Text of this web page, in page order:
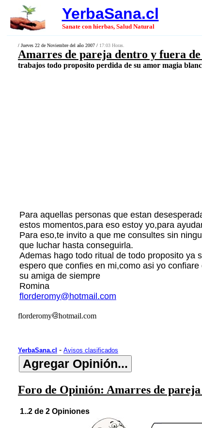
YerbaSana.cl
Sanate con hierbas, Salud Natural
/ Jueves 22 de Noviembre del año 2007 / 17:03 Horas.
Amarres de pareja dentro y fuera
trabajos todo proposito perdida de su amor magia
Para aquellas personas que estan
estos momentos,para eso estoy yo,para
Para eso,te invito a que me consultes sin
que luchar hasta conseguirla.
Ademas hago todo ritual de todo proposito ya
espero que confies en mi,como asi yo
su amiga de siempre
Romina
florderomy@hotmail.com
florderomy hotmail.com
YerbaSana.cl - Avisos clasificados
Foro de Opinión: Amarres de
1..2 de 2 Opiniones